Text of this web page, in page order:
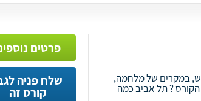
במקרים של מלחמה,
? תל אביב כמה
פרטים
שלח פניה
קורס זה